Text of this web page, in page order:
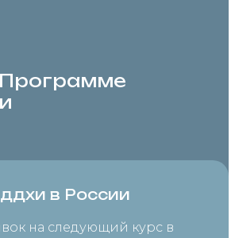
в России
на следующий курс в